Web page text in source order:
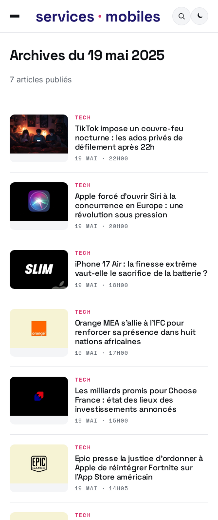
Archives du 19 mai 2025
7 articles publiés
TECH
TikTok impose un couvre-feu
nocturne : les ados privés de
défilement après 22h
19 MAI · 22H00
TECH
Apple forcé d’ouvrir Siri à la
concurrence en Europe : une
révolution sous pression
19 MAI · 20H00
TECH
iPhone 17 Air : la finesse extrême
vaut-elle le sacrifice de la batterie ?
19 MAI · 18H00
TECH
Orange MEA s’allie à l’IFC pour
renforcer sa présence dans huit
nations africaines
19 MAI · 17H00
TECH
Les milliards promis pour Choose
France : état des lieux des
investissements annoncés
19 MAI · 15H00
TECH
Epic presse la justice d’ordonner à
Apple de réintégrer Fortnite sur
l’App Store américain
19 MAI · 14H05
TECH